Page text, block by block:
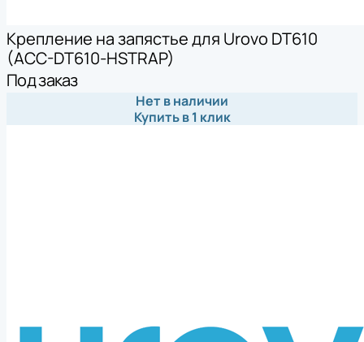
Крепление на запястье для Urovo DT610
(ACC-DT610-HSTRAP)
Под заказ
Нет в наличии
Купить в 1 клик